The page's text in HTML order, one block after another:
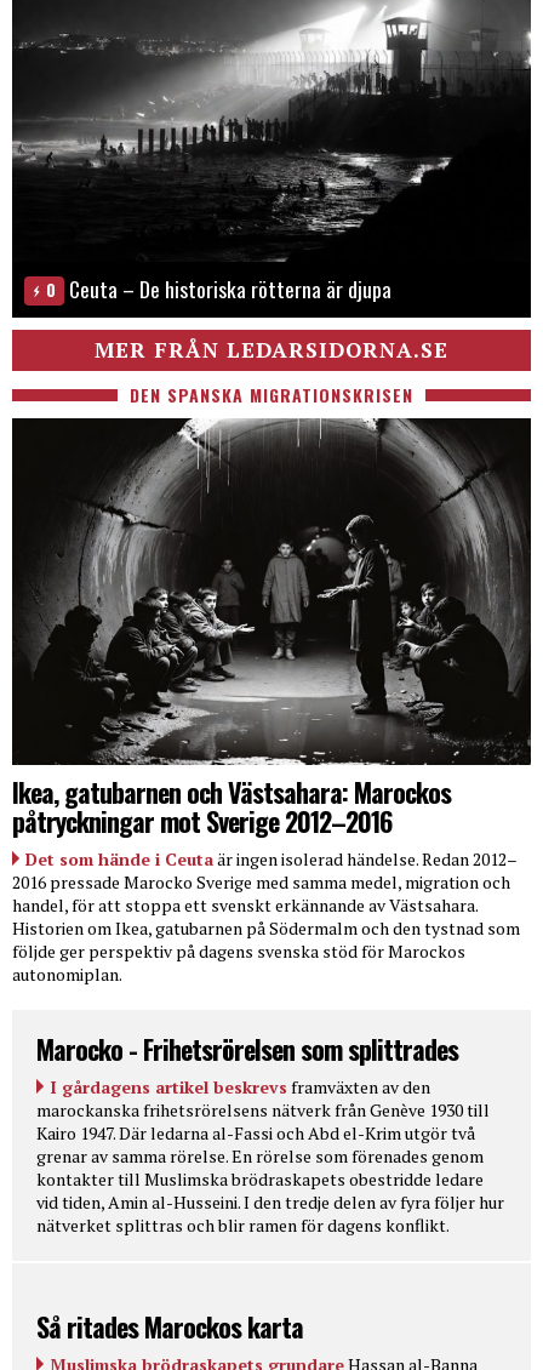
0 Ceuta – De historiska rötterna är djupa
MER FRÅN LEDARSIDORNA.SE
DEN SPANSKA MIGRATIONSKRISEN
Ikea, gatubarnen och Västsahara: Marockos
påtryckningar mot Sverige 2012–2016
Det som hände i Ceutaär ingen isolerad händelse. Redan 2012–
2016 pressade Marocko Sverige med samma medel, migration och
handel, för att stoppa ett svenskt erkännande av Västsahara.
Historien om Ikea, gatubarnen på Södermalm och den tystnad som
följde ger perspektiv på dagens svenska stöd för Marockos
autonomiplan.
Marocko - Frihetsrörelsen som splittrades
I gårdagens artikel beskrevs framväxten av den
marockanska frihetsrörelsens nätverk från Genève 1930 till
Kairo 1947. Där ledarna al-Fassi och Abd el-Krim utgör två
grenar av samma rörelse. En rörelse som förenades genom
kontakter till Muslimska brödraskapets obestridde ledare
vid tiden, Amin al-Husseini. I den tredje delen av fyra följer hur
nätverket splittras och blir ramen för dagens konflikt.
Så ritades Marockos karta
Muslimska brödraskapets grundareHassan al-Banna